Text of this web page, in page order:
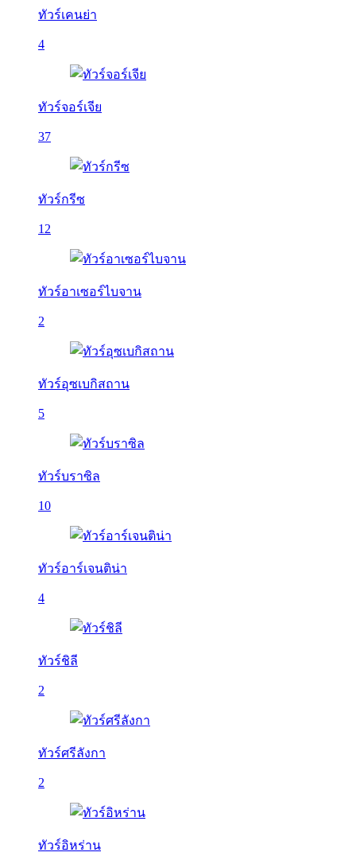
ทัวร์เคนย่า
4
ทัวร์จอร์เจีย
37
ทัวร์กรีซ
12
ทัวร์อาเซอร์ไบจาน
2
ทัวร์อุซเบกิสถาน
5
ทัวร์บราซิล
10
ทัวร์อาร์เจนติน่า
4
ทัวร์ชิลี
2
ทัวร์ศรีลังกา
2
ทัวร์อิหร่าน